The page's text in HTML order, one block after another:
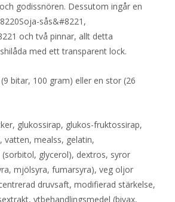
godissnören. Dessutom ingår en
sås&#8221,
och två pinnar, allt detta
med ett transparent lock.
bitar, 100 gram) eller en stor (26
glukossirap, glukos-fruktossirap,
vatten, mealss, gelatin,
(sorbitol, glycerol), dextros, syror
mjölsyra, fumarsyra), veg oljor
druvsaft, modifierad stärkelse,
ytbehandlingsmedel (bivax,